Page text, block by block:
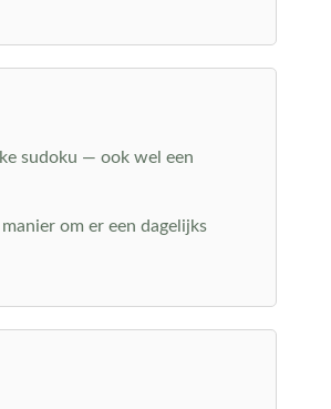
sudoku — ook wel een
om er een dagelijks